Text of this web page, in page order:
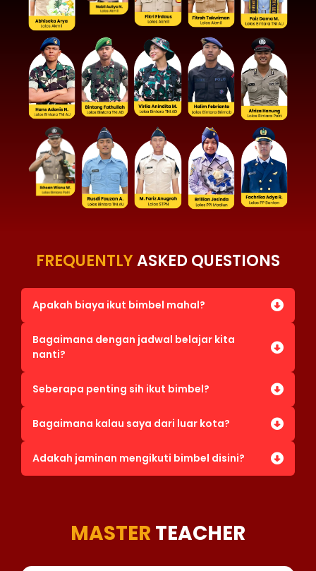
FREQUENTLYASKED QUESTIONS
Apakah biaya ikut bimbel mahal?
Bagaimana dengan jadwal belajar kita
nanti?
Seberapa penting sih ikut bimbel?
Bagaimana kalau saya dari luar kota?
Adakah jaminan mengikuti bimbel disini?
MASTER TEACHER